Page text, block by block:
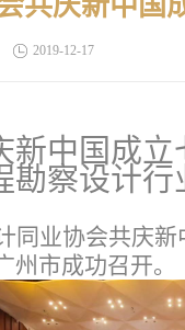
2019-12-17
新中国成
勘察设计
同业协会共庆
市成功召开。